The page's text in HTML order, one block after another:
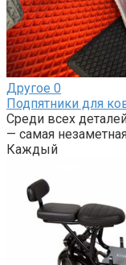
Другое 0
Подпятники для
Среди всех
— самая
Каждый